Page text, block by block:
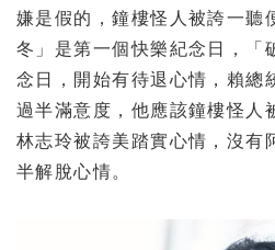
嫌是假的，鐘樓怪人被誇一聽
冬」是第一個快樂紀念日，「
念日，開始有待退心情，賴總
過半滿意度，他應該鐘樓怪人
林志玲被誇美踏實心情，沒有
半解脫心情。